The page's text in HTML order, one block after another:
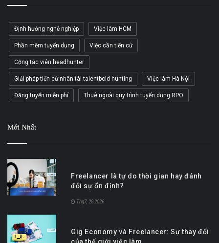
Định hướng nghề nghiệp Việc làm HCM
Phần mềm tuyển dụng Việc cần tiến cử
Cộng tác viên headhunter
Giải pháp tiến cử nhân tài talentbold-hunting Việc làm Hà Nội
Đăng tuyển miễn phí Thuê ngoài quy trình tuyển dụng RPO
Mới Nhất
Freelancer là tự do thời gian hay đánh
đổi sự ổn định?
Thg7, 28 2026
Gig Economy và Freelancer: Sự thay đổi